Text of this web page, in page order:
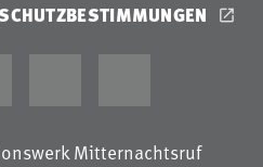
Mitternachtsruf